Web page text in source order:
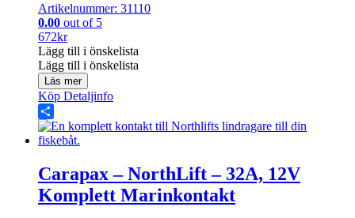
Artikelnummer: 31110
0.00 out of 5
672kr
Lägg till i önskelista
Lägg till i önskelista
Läs mer
Köp Detaljinfo
Share
Carapax – NorthLift – 32A, 12V
Komplett Marinkontakt